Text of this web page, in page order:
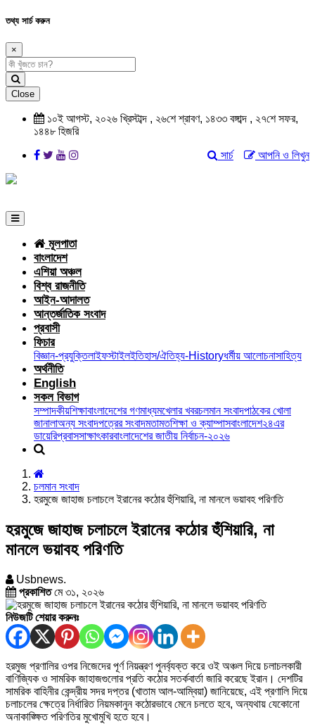
তথ্য সার্চ করুন
×
Close
১০ই আগস্ট, ২০২৬ খ্রিস্টাব্দ , ২৬শে শ্রাবণ, ১৪৩৩ বঙ্গাব্দ , ২৭শে সফর,
১৪৪৮ হিজরি
আপনি ও লিখুন
সার্চ
মূলপাতা
বাংলাদেশ
এশিয়া অঞ্চল
বিশ্ব রাজনীতি
আইন-আদালত
আন্তর্জাতিক সংবাদ
প্রবাসী
ফিচার
বিজ্ঞান-প্রযুক্তিলাইফস্টাইলইতিহাস/ঐতিহ্য-Historyধর্মীয় আলোচনাসাহিত্য
অর্থনীতি
English
সকল বিভাগ
সম্পাদকীয়শিক্ষাবাংলাদেশের গণমাধ্যমখেলার খবরচলমান সংবাদপাঠকের খোলা
জানালাঅন্য সংবাদপত্রের সংবাদমতামতশিক্ষা ও ক্যাম্পাসবাংলাদেশ২৪এর
ডায়েরিপ্রবাসসাক্ষাৎকারবাংলাদেশের জাতীয় নির্বাচন-২০২৬
চলমান সংবাদ
হরমুজে জাহাজ চলাচলে ইরানের কঠোর হুঁশিয়ারি, না মানলে ভয়াবহ পরিণতি
হরমুজে জাহাজ চলাচলে ইরানের কঠোর হুঁশিয়ারি, না
মানলে ভয়াবহ পরিণতি
Usbnews.
প্রকাশিতমে ৩১, ২০২৬
নিউজটি শেয়ার করুনঃ
হরমুজ প্রণালির ওপর নিজেদের পূর্ণ নিয়ন্ত্রণ পুনর্ব্যক্ত করে ওই অঞ্চল দিয়ে চলাচলকারী
বাণিজ্যিক ও সামরিক জাহাজগুলোর প্রতি কঠোর সতর্কবার্তা জারি করেছে ইরান। দেশটির
সামরিক বাহিনীর কেন্দ্রীয় সদর দপ্তর (খাতাম আল-আম্বিয়া) জানিয়েছে, এই প্রণালি দিয়ে
চলাচলের ক্ষেত্রে নির্ধারিত নিয়মকানুন কঠোরভাবে মেনে চলতে হবে, অন্যথায় যেকোনো
অনাকাঙ্ক্ষিত পরিণতির মুখোমুখি হতে হবে।